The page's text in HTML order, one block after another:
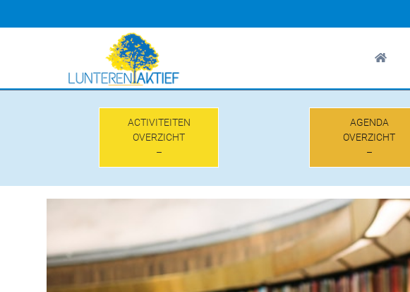
naar
ACTIVITEITEN
OVERZICHT
–
AGENDA
OVERZICHT
–